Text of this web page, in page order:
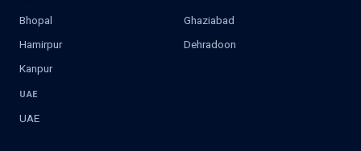
Bhopal
Ghaziabad
Hamirpur
Dehradoon
Kanpur
UAE
UAE